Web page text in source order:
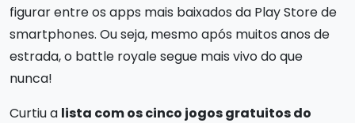
figurar entre os apps mais baixados da Play Store de
smartphones. Ou seja, mesmo após muitos anos de
estrada, o battle royale segue mais vivo do que
nunca!
Curtiu a lista com os cinco jogos gratuitos do